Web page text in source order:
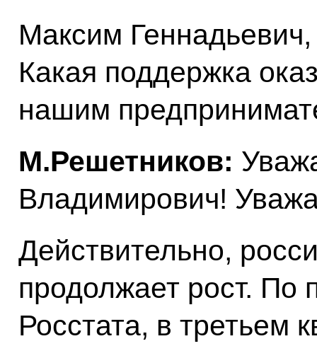
Максим Геннадьевич,
Какая поддержка
нашим
М.Решетников:
Владимирович!
Действительно,
продолжает рост. По
Росстата, в третьем